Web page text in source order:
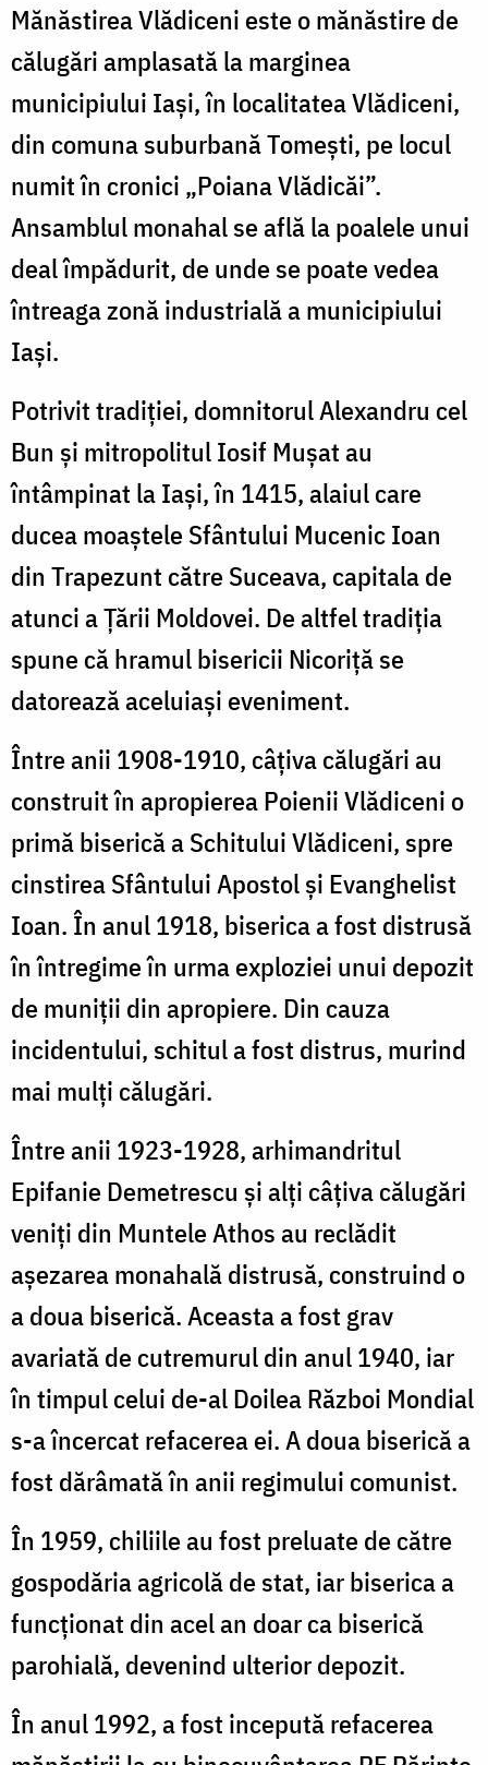
Mănăstirea Vlădiceni este o mănăstire de
călugări amplasată la marginea
municipiului Iaşi, în localitatea Vlădiceni,
din comuna suburbană Tomeşti, pe locul
numit în cronici „Poiana Vlădicăi”.
Ansamblul monahal se află la poalele unui
deal împădurit, de unde se poate vedea
întreaga zonă industrială a municipiului
Iaşi.
Potrivit tradiției, domnitorul Alexandru cel
Bun și mitropolitul Iosif Mușat au
întâmpinat la Iași, în 1415, alaiul care
ducea moaștele Sfântului Mucenic Ioan
din Trapezunt către Suceava, capitala de
atunci a Țării Moldovei. De altfel tradiția
spune că hramul bisericii Nicoriță se
datorează aceluiași eveniment.
Între anii 1908-1910, câţiva călugări au
construit în apropierea Poienii Vlădiceni o
primă biserică a Schitului Vlădiceni, spre
cinstirea Sfântului Apostol şi Evanghelist
Ioan. În anul 1918, biserica a fost distrusă
în întregime în urma exploziei unui depozit
de muniţii din apropiere. Din cauza
incidentului, schitul a fost distrus, murind
mai mulţi călugări.
Între anii 1923-1928, arhimandritul
Epifanie Demetrescu şi alţi câţiva călugări
veniţi din Muntele Athos au reclădit
aşezarea monahală distrusă, construind o
a doua biserică. Aceasta a fost grav
avariată de cutremurul din anul 1940, iar
în timpul celui de-al Doilea Război Mondial
s-a încercat refacerea ei.A doua biserică a
fost dărâmată în anii regimului comunist.
În 1959, chiliile au fost preluate de către
gospodăria agricolă de stat, iar biserica a
funcţionat din acel an doar ca biserică
parohială, devenind ulterior depozit.
În anul 1992, a fost incepută refacerea